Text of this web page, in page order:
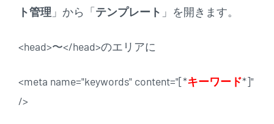
ト管理 」から「テンプレート 」を開きます。
<head>〜</head>のエリアに
<meta name="keywords" content="[*キーワード*]"
/>